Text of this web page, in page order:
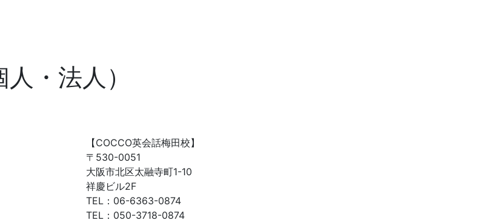
・法人）
【COCCO英会話梅田校】
〒530-0051
大阪市北区太融寺町1-10
祥慶ビル2F
TEL：06-6363-0874
TEL：050-3718-0874